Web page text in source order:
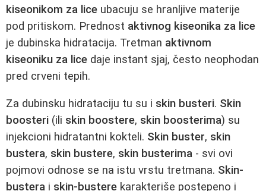
kiseonikom za lice ubacuju se hranljive materije
pod pritiskom. Prednost aktivnog kiseonika za lice
je dubinska hidratacija. Tretman aktivnom
kiseoniku za lice daje instant sjaj, često neophodan
pred crveni tepih.
Za dubinsku hidrataciju tu su i skin busteri. Skin
boosteri (ili skin boostere, skin boosterima) su
injekcioni hidratantni kokteli. Skin buster, skin
bustera, skin bustere, skin busterima - svi ovi
pojmovi odnose se na istu vrstu tretmana. Skin-
bustera i skin-bustere karakteriše postepeno i